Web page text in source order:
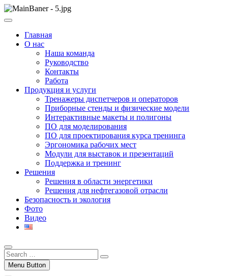
Skip
to
ООО НПП "АТП"
ООО НПП "АТП" – разработка тренажерных комплексов
Главная
О нас
Наша команда
Руководство
Контакты
Работа
Продукция и услуги
Тренажеры диспетчеров и операторов
Приборные стенды и физические модели
Интерактивные макеты и полигоны
ПО для моделирования
ПО для проектирования курса тренинга
Эргономика рабочих мест
Модули для выставок и презентаций
Поддержка и тренинг
Решения
Решения в области энергетики
Решения для нефтегазовой отрасли
Безопасность и экология
Фото
Видео
Menu Button